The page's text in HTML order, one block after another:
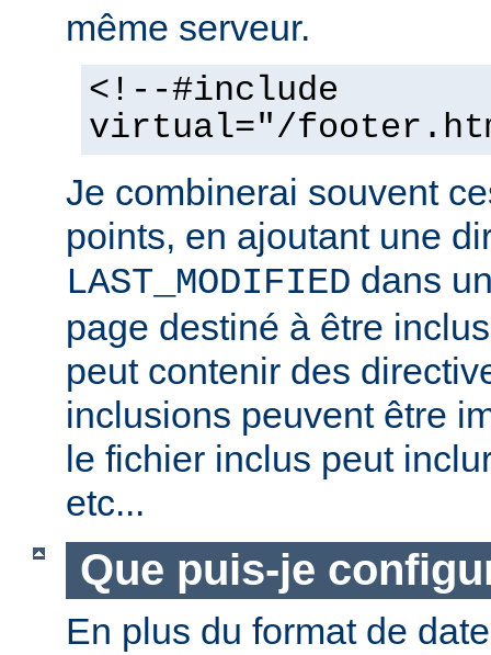
même serveur.
<!--#include
virtual="/
Je combinerai souvent
points, en ajoutant une
LAST_MODIFIED dans
page destiné à être
peut contenir des
inclusions peuvent être
le fichier inclus peut
etc...
Que puis-je
En plus du format de